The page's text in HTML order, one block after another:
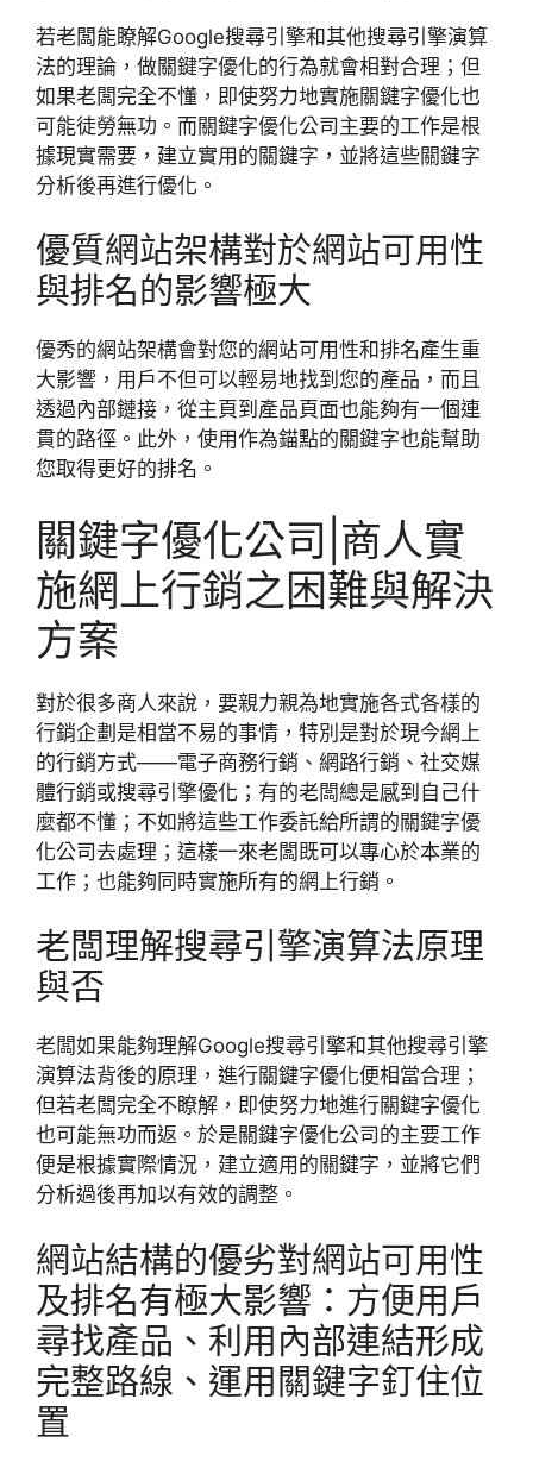
若老闆能瞭解Google搜尋引擎和其他搜尋引擎演算
法的理論，做關鍵字優化的行為就會相對合理；但
如果老闆完全不懂，即使努力地實施關鍵字優化也
可能徒勞無功。而關鍵字優化公司主要的工作是根
據現實需要，建立實用的關鍵字，並將這些關鍵字
分析後再進行優化。
優質網站架構對於網站可用性
與排名的影響極大
優秀的網站架構會對您的網站可用性和排名產生重
大影響，用戶不但可以輕易地找到您的產品，而且
透過內部鏈接，從主頁到產品頁面也能夠有一個連
貫的路徑。此外，使用作為錨點的關鍵字也能幫助
您取得更好的排名。
關鍵字優化公司|商人實
施網上行銷之困難與解決
方案
對於很多商人來說，要親力親為地實施各式各樣的
行銷企劃是相當不易的事情，特別是對於現今網上
的行銷方式——電子商務行銷、網路行銷、社交媒
體行銷或搜尋引擎優化；有的老闆總是感到自己什
麼都不懂；不如將這些工作委託給所謂的關鍵字優
化公司去處理；這樣一來老闆既可以專心於本業的
工作；也能夠同時實施所有的網上行銷。
老闆理解搜尋引擎演算法原理
與否
老闆如果能夠理解Google搜尋引擎和其他搜尋引擎
演算法背後的原理，進行關鍵字優化便相當合理；
但若老闆完全不瞭解，即使努力地進行關鍵字優化
也可能無功而返。於是關鍵字優化公司的主要工作
便是根據實際情況，建立適用的關鍵字，並將它們
分析過後再加以有效的調整。
網站結構的優劣對網站可用性
及排名有極大影響：方便用戶
尋找產品、利用內部連結形成
完整路線、運用關鍵字釘住位
置